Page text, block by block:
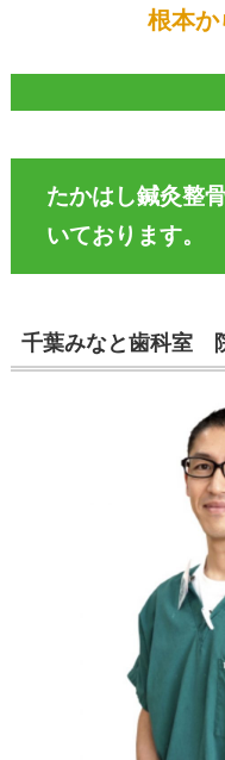
根本か
たかはし鍼灸整
いております。
千葉みなと歯科室